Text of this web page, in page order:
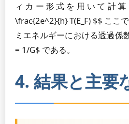
ィカー形式を用いて計
\frac{2e^2}{h} T(E_F) $$ ここ
ミエネルギーにおける透過係
= 1/G$ である。
4. 結果と主要